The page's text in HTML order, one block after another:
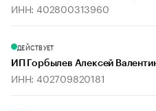
ИНН: 402800313960
ДЕЙСТВУЕТ
ИП Горбылев Алексей
ИНН: 402709820181